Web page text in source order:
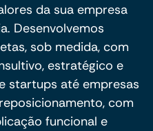
da sua empresa
Desenvolvemos
sob medida, com
estratégico e
startups até empresas
com
funcional e